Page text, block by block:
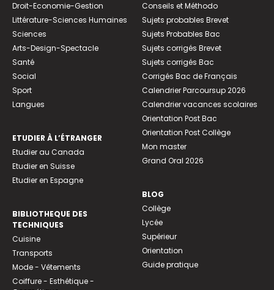
Droit-Economie-Gestion
Littérature-Sciences Humaines
Sciences
Arts-Design-Spectacle
Santé
Social
Sport
Langues
ETUDIER À L’ÉTRANGER
Etudier au Canada
Etudier en Suisse
Etudier en Espagne
BIBLIOTHEQUE DES
TECHNIQUES
Cuisine
Transports
Mode - Vêtements
Coiffure - Esthétique -
Conseils et Méthodo
Sujets probables Brevet
Sujets Probables Bac
Sujets corrigés Brevet
Sujets corrigés Bac
Corrigés Bac de Français
Calendrier Parcoursup 2026
Calendrier vacances scolaires
Orientation Post Bac
Orientation Post Collège
Mon master
Grand Oral 2026
BLOG
Collège
Lycée
Supérieur
Orientation
Guide pratique